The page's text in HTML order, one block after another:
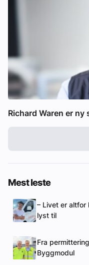
Richard Waren er ny
Mest leste
– Livet er
lyst til
Fra
Byggmodul